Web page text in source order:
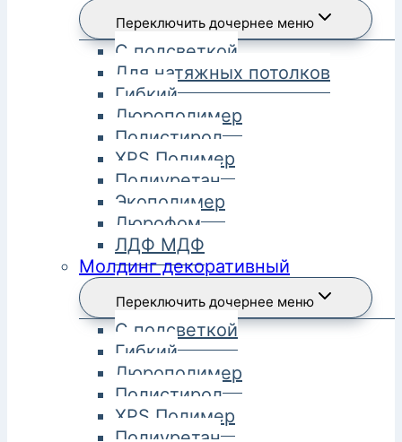
Переключить дочернее меню
С подсветкой
Для натяжных потолков
Гибкий
Дюрополимер
Полистирол
XPS Полимер
Полиуретан
Экополимер
Дюрофом
ЛДФ МДФ
Молдинг декоративный
Переключить дочернее меню
С подсветкой
Гибкий
Дюрополимер
Полистирол
XPS Полимер